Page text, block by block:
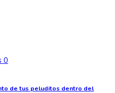
0
de tus peluditos dentro del